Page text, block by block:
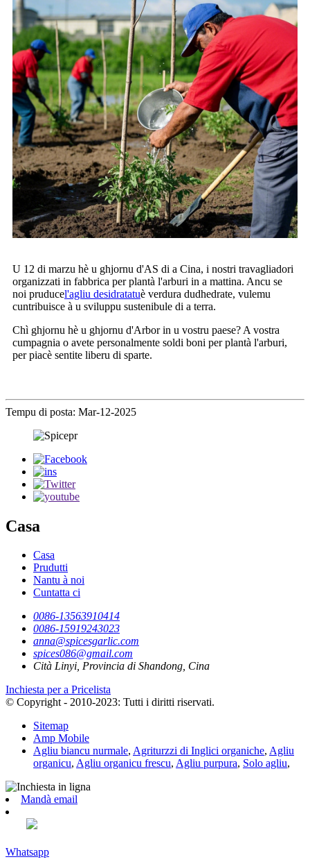
U 12 di marzu hè u ghjornu d'AS di a Cina, i nostri travagliadori
organizzati in fabbrica per plantà l'arburi in a mattina. Ancu se
noi pruducel'agliu desidratatuè verdura dudhedrate, vulemu
cuntribuisce à u sviluppu sustenibule di a terra.
Chì ghjornu hè u ghjornu d'Arbor in u vostru paese? A vostra
cumpagnia o avete personalmente soldi boni per plantà l'arburi,
per piacè sentite liberu di sparte.
Tempu di posta: Mar-12-2025
Casa
Casa
Prudutti
Nantu à noi
Cuntatta ci
0086-13563910414
0086-15919243023
anna@spicesgarlic.com
spices086@gmail.com
Cità ​​Linyi, Provincia di Shandong, Cina
Inchiesta per a Pricelista
© Copyright - 2010-2023: Tutti i diritti riservati.
Sitemap
Amp Mobile
Agliu biancu nurmale, Agriturzzi di Inglici organiche, Agliu
organicu, Agliu organicu frescu, Agliu purpura, Solo agliu,
Mandà email
Whatsapp